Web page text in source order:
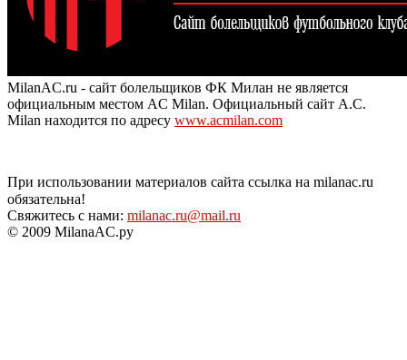
MilanAC.ru - сайт болельщиков ФК Милан не является
официальным местом AC Milan. Официальный сайт A.C.
Milan находится по адресу www.acmilan.com
При использовании материалов сайта ссылка на milanac.ru
обязательна!
Свяжитесь с нами: milanac.ru@mail.ru
© 2009 MilanaAC.ру